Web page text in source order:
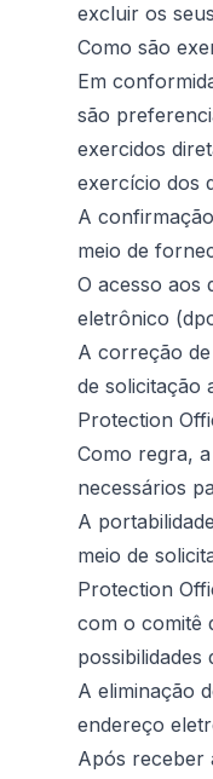
excluir os
Como são
Em
são
exercidos
exercício dos
A
meio de
O acesso aos
eletrônico
A correção
de solicitação
Protection
Como regra,
necessários
A
meio de
Protection
com o comitê
possibilidades
A eliminação
endereço
Após receber